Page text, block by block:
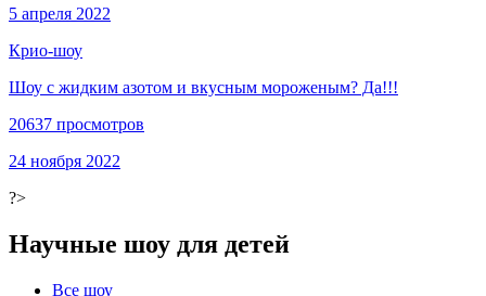
5 апреля 2022
Крио-шоу
Шоу с жидким азотом и вкусным мороженым? Да!!!
20637 просмотров
24 ноября 2022
?>
Научные шоу для детей
Все шоу